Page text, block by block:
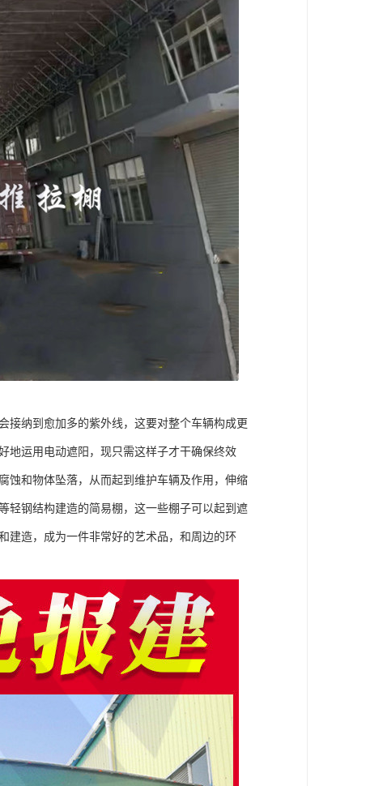
接纳到愈加多的紫外线，这要对整个车辆构成更
地运用电动遮阳，现只需这样子才干确保终效
蚀和物体坠落，从而起到维护车辆及作用，伸缩
轻钢结构建造的简易棚，这一些棚子可以起到遮
建造，成为一件非常好的艺术品，和周边的环